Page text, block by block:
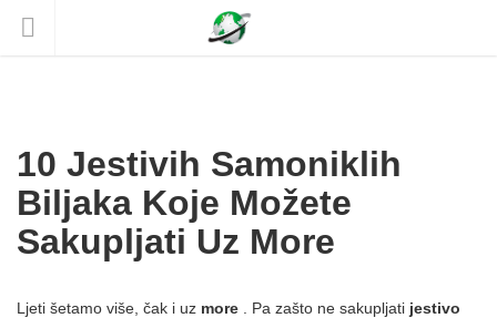
10 Jestivih Samoniklih
Biljaka Koje Možete
Sakupljati Uz More
Ljeti šetamo više, čak i uz more . Pa zašto ne sakupljati jestivo